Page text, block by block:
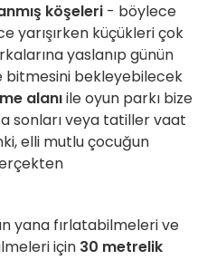
köşeleri - böylece
yarışırken küçükleri çok
yaslanıp günün
bitmesini bekleyebilecek
alanıile oyun parkı bize
sonları veya tatiller vaat
elli mutlu çocuğun
yana fırlatabilmeleri ve
için 30 metrelik